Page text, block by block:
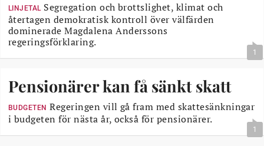
LINJETALSegregation och brottslighet, klimat och
återtagen demokratisk kontroll över välfärden
dominerade Magdalena Anderssons
regeringsförklaring.
1
Pensionärer kan få sänkt skatt
BUDGETEN Regeringen vill gå fram med skattesänkningar
i budgeten för nästa år, också för pensionärer.
1